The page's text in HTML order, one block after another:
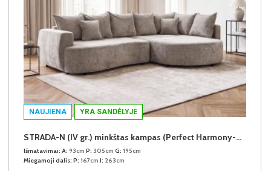
NAUJIENA YRA SANDĖLYJE
STRADA-N (IV gr.) minkštas kampas (Perfect Harmony-04) D
Išmatavimai: A: 93cm P: 305cm G: 195cm
Miegamoji dalis: P: 167cm I: 263cm